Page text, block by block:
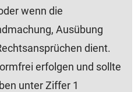
wenn die
Ausübung
dient.
erfolgen und sollte
unter Ziffer 1